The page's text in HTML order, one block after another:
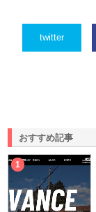
twitter
おすすめ記事
1